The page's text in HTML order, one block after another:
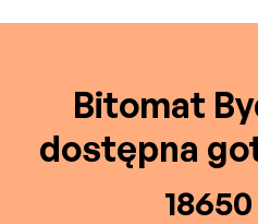
Bitomat
dostępna